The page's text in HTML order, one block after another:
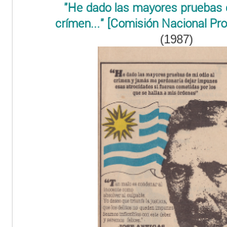
"He dado las mayores pruebas
crímen..." [Comisión Nacional
(1987)